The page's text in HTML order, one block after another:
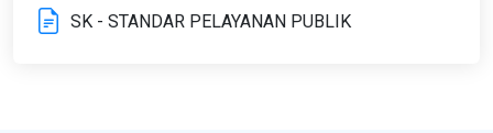
SK - STANDAR PELAYANAN PUBLIK